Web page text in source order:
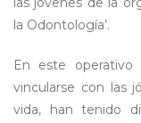
la Odontología’.
En este operativo
vincularse con las
vida, han tenido